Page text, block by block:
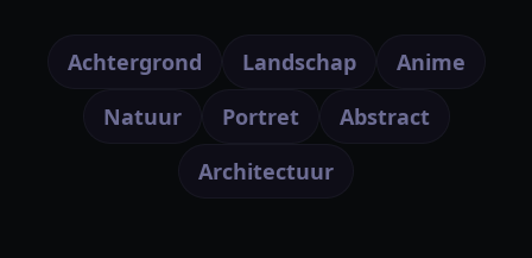
Achtergrond Landschap
Anime
Natuur
Portret
Abstract
Architectuur